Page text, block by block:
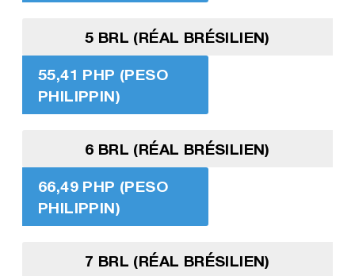
5 BRL (RÉAL BRÉSILIEN)
55,41 PHP (PESO
PHILIPPIN)
6 BRL (RÉAL BRÉSILIEN)
66,49 PHP (PESO
PHILIPPIN)
7 BRL (RÉAL BRÉSILIEN)